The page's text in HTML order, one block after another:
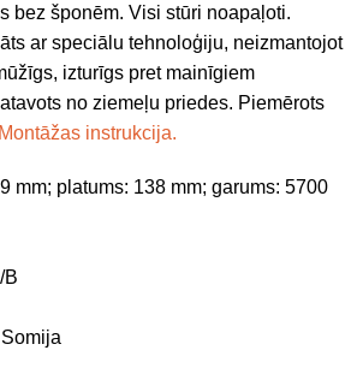
bez šponēm. Visi stūri noapaļoti.
ar speciālu tehnoloģiju, neizmantojot
izturīgs pret mainīgiem
no ziemeļu priedes. Piemērots
Montāžas instrukcija.
mm; platums: 138 mm; garums: 5700
B
Somija